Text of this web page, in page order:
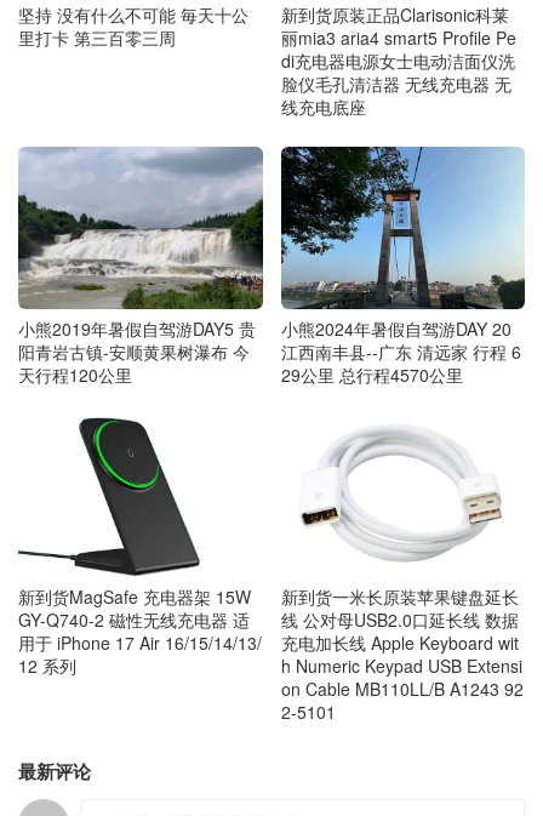
坚持 没有什么不可能 毎天十公
里打卡 第三百零三周
新到货原装正品Clarisonic科莱
丽mia3 aria4 smart5 Profile Pe
di充电器电源女士电动洁面仪洗
脸仪毛孔清洁器 无线充电器 无
线充电底座
小熊2019年暑假自驾游DAY5 贵
阳青岩古镇-安顺黄果树瀑布 今
天行程120公里
小熊2024年暑假自驾游DAY 20
江西南丰县--广东 清远家 行程 6
29公里 总行程4570公里
新到货MagSafe 充电器架 15W
GY-Q740-2 磁性无线充电器 适
用于 iPhone 17 Air 16/15/14/13/
12 系列
新到货一米长原装苹果键盘延长
线 公对母USB2.0口延长线 数据
充电加长线 Apple Keyboard wit
h Numeric Keypad USB Extensi
on Cable MB110LL/B A1243 92
2-5101
最新评论